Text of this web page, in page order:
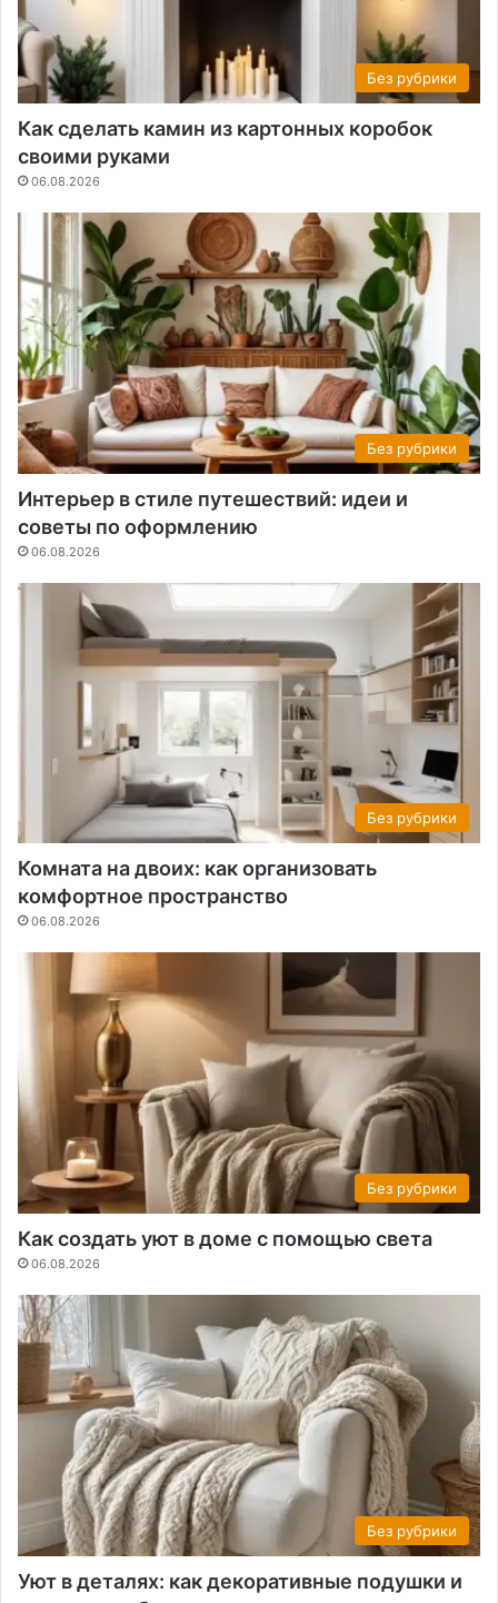
Без рубрики
Как сделать камин из картонных коробок
своими руками
06.08.2026
Без рубрики
Интерьер в стиле путешествий: идеи и
советы по оформлению
06.08.2026
Без рубрики
Комната на двоих: как организовать
комфортное пространство
06.08.2026
Без рубрики
Как создать уют в доме с помощью света
06.08.2026
Без рубрики
Уют в деталях: как декоративные подушки и